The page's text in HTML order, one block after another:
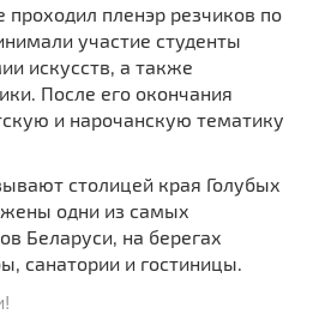
проходил пленэр резчиков по
участие студенты
искусств, а также
После его окончания
и нарочанскую тематику
столицей края Голубых
одни из самых
Беларуси, на берегах
санатории и гостиницы.